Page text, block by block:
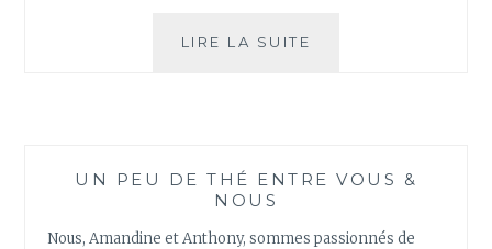
LIRE LA SUITE
UN PEU DE THÉ ENTRE VOUS &
NOUS
Nous, Amandine et Anthony, sommes passionnés de